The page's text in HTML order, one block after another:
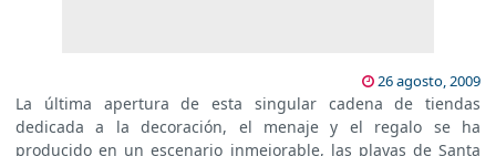
26 agosto, 2009
La última apertura de esta singular cadena de tiendas
dedicada a la decoración, el menaje y el regalo se ha
producido en un escenario inmejorable, las playas de Santa